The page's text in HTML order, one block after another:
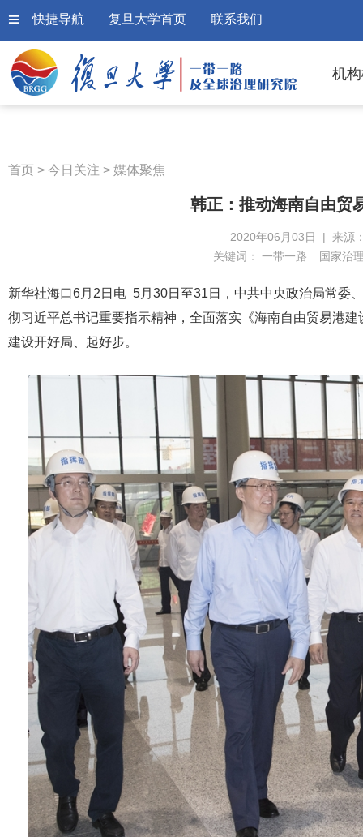
快捷导航 复旦大学首页 联系我们
机
首页 > 今日关注 > 媒体聚焦
韩正：推动海南自由贸
2020年06月03日 | 来源
关键词： 一带一路 国家治
新华社海口6月2日电 5月30日至31日，中共中央政治局常委
彻习近平总书记重要指示精神，全面落实《海南自由贸易港
建设开好局、起好步。